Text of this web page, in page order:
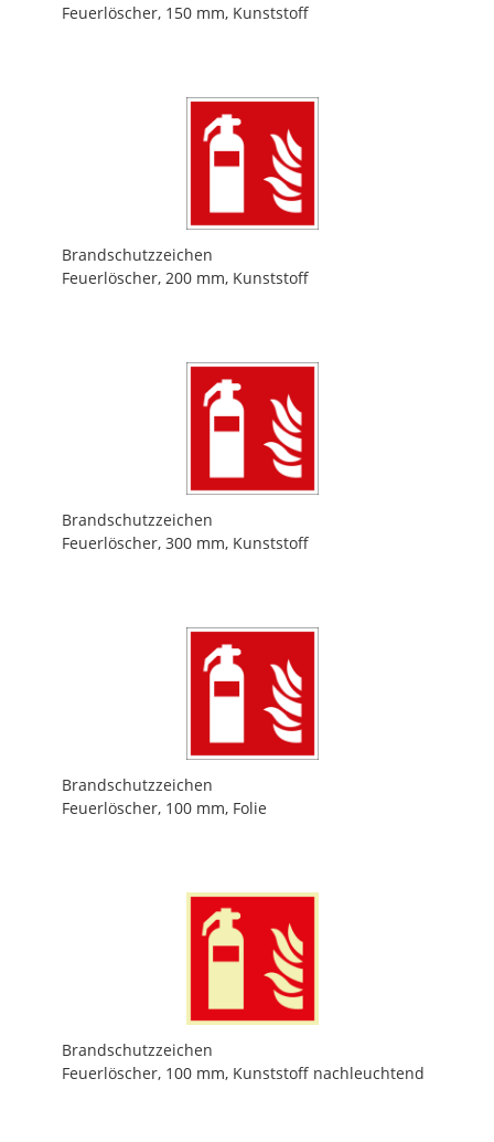
Feuerlöscher, 150 mm, Kunststoff
Brandschutzzeichen
Feuerlöscher, 200 mm, Kunststoff
Brandschutzzeichen
Feuerlöscher, 300 mm, Kunststoff
Brandschutzzeichen
Feuerlöscher, 100 mm, Folie
Brandschutzzeichen
Feuerlöscher, 100 mm, Kunststoff nachleuchtend